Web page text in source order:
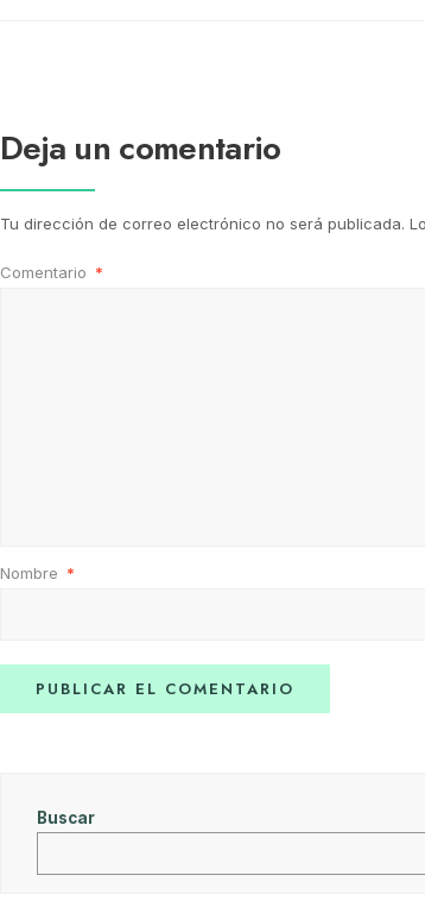
Deja un comentario
Tu dirección de correo electrónico no será publicada.
Comentario *
Nombre *
Buscar